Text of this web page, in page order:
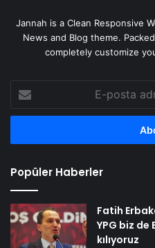
Jannah is a Clean Responsive
News and Blog theme.
completely customize
posta
adresinizi
Popüler Haberler
Fatih
YPG biz de
kılıyoruz